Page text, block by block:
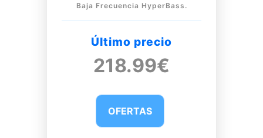
Baja Frecuencia HyperBass.
Último precio
218.99€
OFERTAS